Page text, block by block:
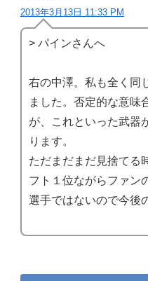
2013年3月13日 11:33 PM
> パインさんへ
右の中澤。私も全く同
ました。否定的な意味
が、これといった武器
ります。
ただまだまだ見捨てる
フト１位ながらファン
選手ではないので今後